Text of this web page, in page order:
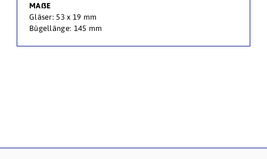
MAßE
Gläser: 53 x 19 mm
Bügellänge: 145 mm